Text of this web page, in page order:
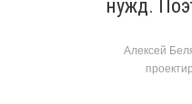
нужд.
Алексей